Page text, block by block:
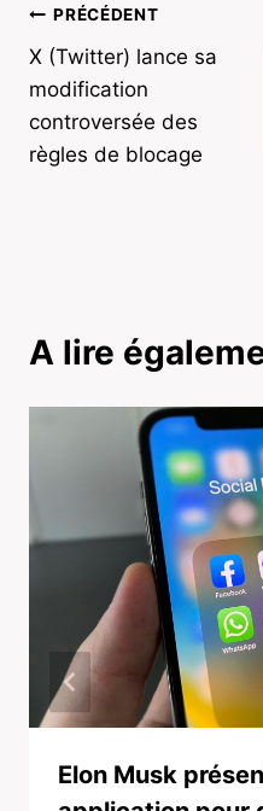
Navigation
de
l’article
PRÉCÉDENT
X (Twitter) lance sa
modification
controversée des
règles de blocage
A lire
Elon Musk